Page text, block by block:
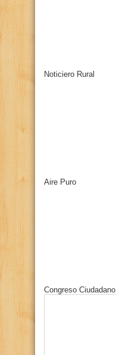
Noticiero Rural
Aire Puro
Congreso Ciudadano